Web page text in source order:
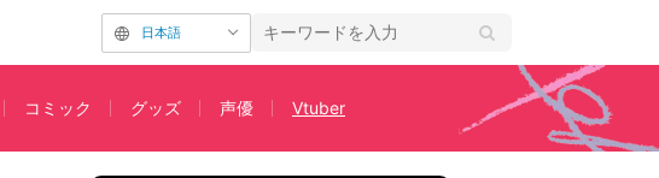
日本語
コミック グッズ 声優 Vtuber